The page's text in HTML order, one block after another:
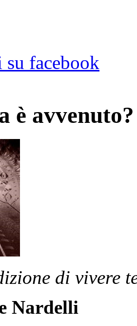
su facebook
è avvenuto?
di vivere
Nardelli